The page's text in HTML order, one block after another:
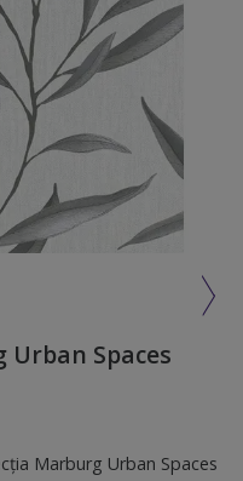
Spaces
Marburg Urban Spaces